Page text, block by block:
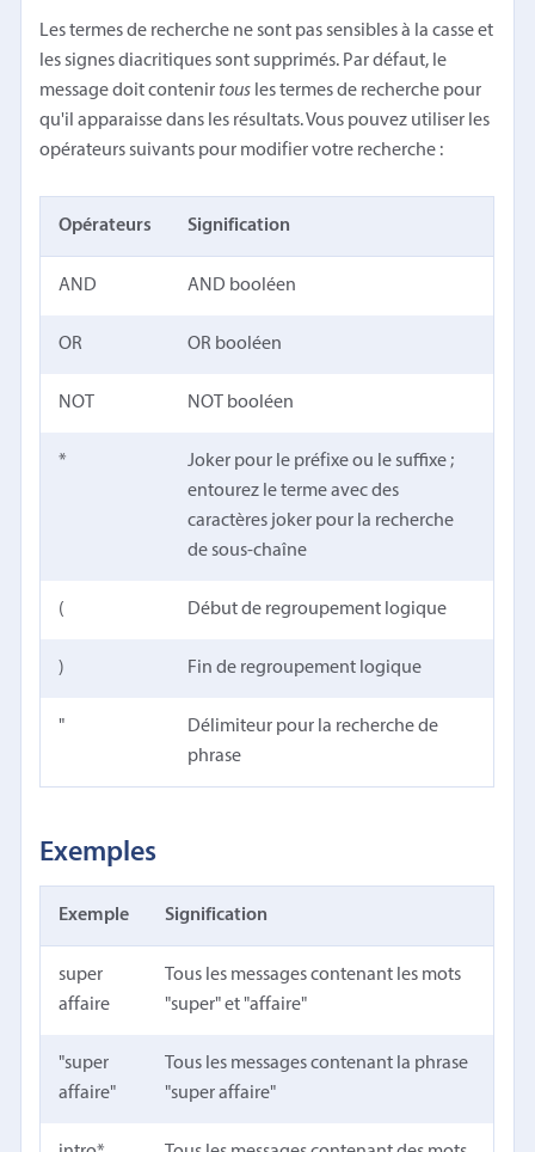
Les termes de recherche ne sont pas sensibles à la casse et
les signes diacritiques sont supprimés. Par défaut, le
message doit contenir tous les termes de recherche pour
qu'il apparaisse dans les résultats. Vous pouvez utiliser les
opérateurs suivants pour modifier votre recherche :
Opérateurs Signification
AND AND booléen
OR OR booléen
NOT NOT booléen
*
Joker pour le préfixe ou le suffixe ;
entourez le terme avec des
caractères joker pour la recherche
de sous-chaîne
( Début de regroupement logique
) Fin de regroupement logique
"
Délimiteur pour la recherche de
phrase
Exemples
Exemple Signification
super
affaire
Tous les messages contenant les mots
"super" et "affaire"
"super
affaire"
Tous les messages contenant la phrase
"super affaire"